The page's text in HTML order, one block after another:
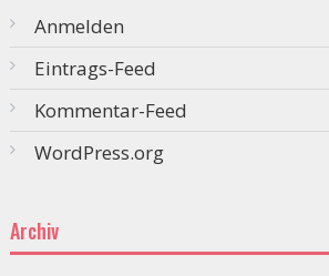
Anmelden
Eintrags-Feed
Kommentar-Feed
WordPress.org
Archiv